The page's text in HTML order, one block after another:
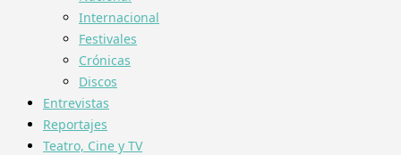
Internacional
Festivales
Crónicas
Discos
Entrevistas
Reportajes
Teatro, Cine y TV